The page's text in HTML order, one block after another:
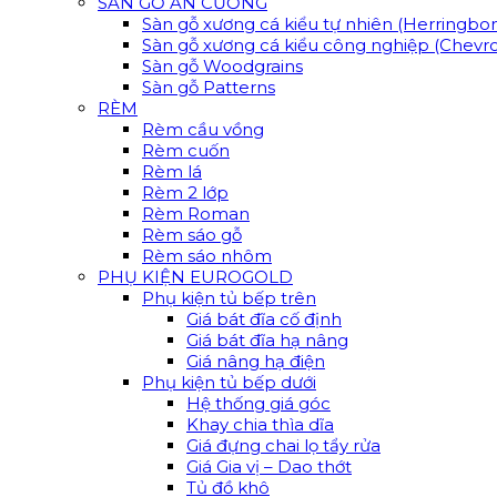
Sàn gỗ xương cá kiểu tự nhiên
Sàn gỗ xương cá kiểu công nghiệp
Sàn gỗ Woodgrains
Sàn gỗ Patterns
RÈM
Rèm cầu vồng
Rèm cuốn
Rèm lá
Rèm 2 lớp
Rèm Roman
Rèm sáo gỗ
Rèm sáo nhôm
PHỤ KIỆN EUROGOLD
Phụ kiện tủ bếp trên
Giá bát đĩa cố định
Giá bát đĩa hạ nâng
Giá nâng hạ điện
Phụ kiện tủ bếp dưới
Hệ thống giá góc
Khay chia thìa dĩa
Giá đựng chai lọ tẩy rửa
Giá Gia vị – Dao thớt
Tủ đồ khô